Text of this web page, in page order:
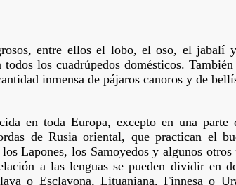
entre ellos el lobo, el oso, el jabalí
los cuadrúpedos domésticos.
inmensa de pájaros canoros y de
en toda Europa, excepto en una parte
de Rusia oriental, que practican el
Lapones, los Samoyedos y algunos
a las lenguas se pueden dividir en
o Esclavona, Lituaniana, Finnesa o